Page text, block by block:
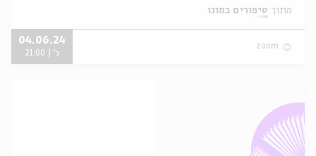
מתוך: סיפורים במונו
zoom
04.06.24
ג' | 21:00